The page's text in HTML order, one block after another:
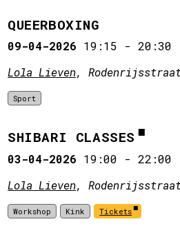
QUEERBOXING
09-04-2026 19:15 -20:30
Lola Lieven, Rodenrijsstraat
Sport
SHIBARI CLASSES
03-04-2026 19:00 -22:00
Lola Lieven, Rodenrijsstraat
Workshop Kink Tickets